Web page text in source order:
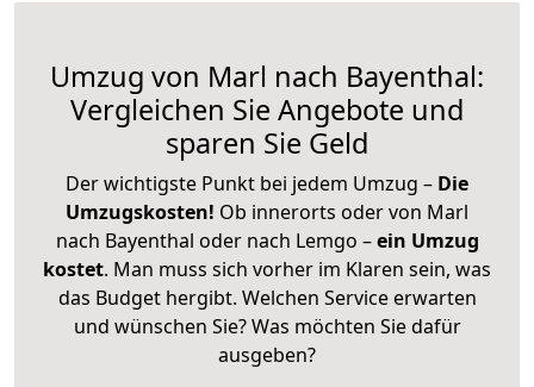
Umzug von Marl nach Bayenthal:
Vergleichen Sie Angebote und
sparen Sie Geld
Der wichtigste Punkt bei jedem Umzug – Die
Umzugskosten! Ob innerorts oder von Marl
nach Bayenthal oder nach Lemgo –ein Umzug
kostet. Man muss sich vorher im Klaren sein, was
das Budget hergibt. Welchen Service erwarten
und wünschen Sie? Was möchten Sie dafür
ausgeben?